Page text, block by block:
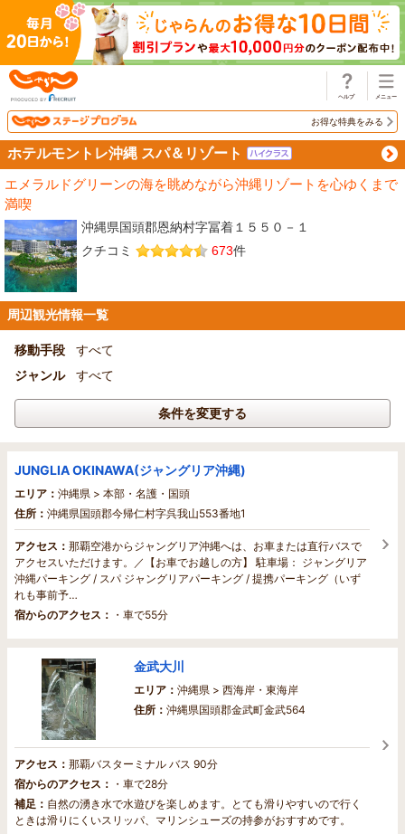
お得な特典をみる
ホテルモントレ沖縄 スパ＆リゾート
エメラルドグリーンの海を眺めながら沖縄リゾートを心ゆくまで
満喫
沖縄県国頭郡恩納村字冨着１５５０－１
クチコミ
673件
周辺観光情報一覧
移動手段
すべて
ジャンル
すべて
条件を変更する
JUNGLIA OKINAWA(ジャングリア沖縄)
エリア： 沖縄県 > 本部・名護・国頭
住所： 沖縄県国頭郡今帰仁村字呉我山553番地1
アクセス： 那覇空港からジャングリア沖縄へは、お車または直行バスで
アクセスいただけます。／【お車でお越しの方】 駐車場： ジャングリア
沖縄パーキング / スパ ジャングリアパーキング / 提携パーキング（いず
れも事前予…
宿からのアクセス： ・車で55分
金武大川
エリア： 沖縄県 > 西海岸・東海岸
住所： 沖縄県国頭郡金武町金武564
アクセス： 那覇バスターミナル バス 90分
宿からのアクセス： ・車で28分
補足： 自然の湧き水で水遊びを楽しめます。とても滑りやすいので行く
ときは滑りにくいスリッパ、マリンシューズの持参がおすすめです。